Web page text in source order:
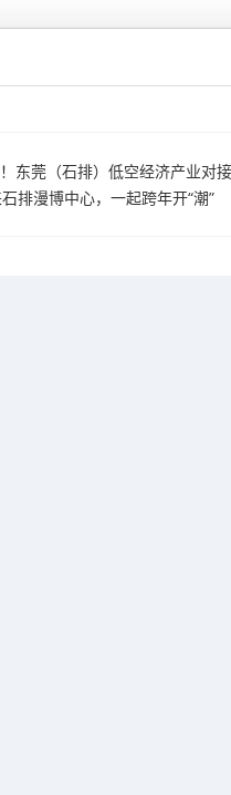
东莞（石排）低空经济产业对
排漫博中心，一起跨年开“潮”